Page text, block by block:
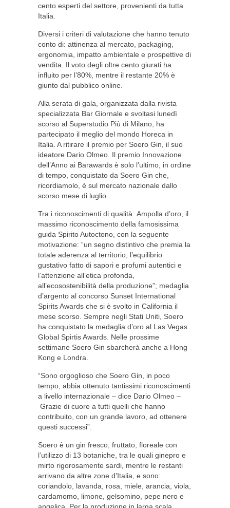
cento esperti del settore, provenienti da tutta
Italia.
Diversi i criteri di valutazione che hanno tenuto
conto di: attinenza al mercato, packaging,
ergonomia, impatto ambientale e prospettive di
vendita. Il voto degli oltre cento giurati ha
influito per l’80%, mentre il restante 20% è
giunto dal pubblico online.
Alla serata di gala, organizzata dalla rivista
specializzata Bar Giornale e svoltasi lunedì
scorso al Superstudio Più di Milano, ha
partecipato il meglio del mondo Horeca in
Italia. A ritirare il premio per Soero Gin, il suo
ideatore Dario Olmeo. Il premio Innovazione
dell’Anno ai Barawards è solo l’ultimo, in ordine
di tempo, conquistato da Soero Gin che,
ricordiamolo, è sul mercato nazionale dallo
scorso mese di luglio.
Tra i riconoscimenti di qualità: Ampolla d’oro, il
massimo riconoscimento della famosissima
guida Spirito Autoctono, con la seguente
motivazione: “un segno distintivo che premia la
totale aderenza al territorio, l’equilibrio
gustativo fatto di sapori e profumi autentici e
l’attenzione all’etica profonda,
all’ecosostenibilità della produzione”; medaglia
d’argento al concorso Sunset International
Spirits Awards che si è svolto in California il
mese scorso. Sempre negli Stati Uniti, Soero
ha conquistato la medaglia d’oro al Las Vegas
Global Spirtis Awards. Nelle prossime
settimane Soero Gin sbarcherà anche a Hong
Kong e Londra.
“Sono orgoglioso che Soero Gin, in poco
tempo, abbia ottenuto tantissimi riconoscimenti
a livello internazionale – dice Dario Olmeo –
Grazie di cuore a tutti quelli che hanno
contribuito, con un grande lavoro, ad ottenere
questi successi”.
Soero è un gin fresco, fruttato, floreale con
l’utilizzo di 13 botaniche, tra le quali ginepro e
mirto rigorosamente sardi, mentre le restanti
arrivano da altre zone d’Italia, e sono:
coriandolo, lavanda, rosa, miele, arancia, viola,
cardamomo, limone, gelsomino, pepe nero e